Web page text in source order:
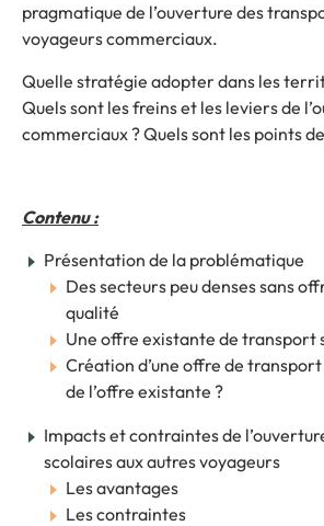
pragmatique de l’ouverture des
voyageurs commerciaux.
Quelle stratégie adopter dans les
Quels sont les freins et les leviers de
commerciaux ? Quels sont les points
Contenu :
Présentation de la problématique
Des secteurs peu denses sans
qualité
Une offre existante de transport
Création d’une offre de
de l’offre existante ?
Impacts et contraintes de
scolaires aux autres voyageurs
Les avantages
Les contraintes